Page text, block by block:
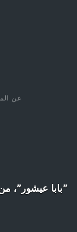
”بابا عيشور”،
عن